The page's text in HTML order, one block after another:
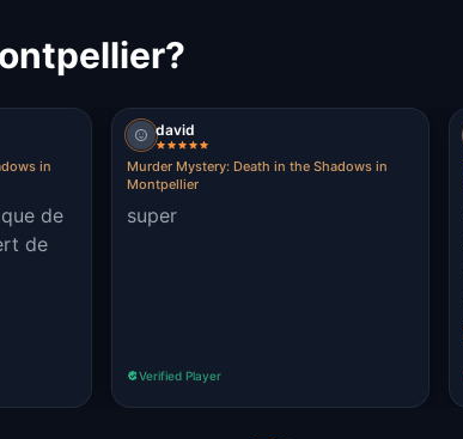
in
de
de
david
Murder Mystery: Death in the Shadows in
Montpellier
super
Verified Player